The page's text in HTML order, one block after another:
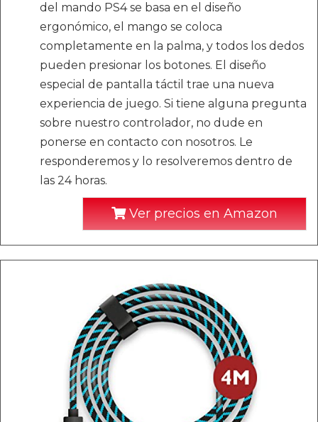
del mando PS4 se basa en el diseño
ergonómico, el mango se coloca
completamente en la palma, y todos los dedos
pueden presionar los botones. El diseño
especial de pantalla táctil trae una nueva
experiencia de juego. Si tiene alguna pregunta
sobre nuestro controlador, no dude en
ponerse en contacto con nosotros. Le
responderemos y lo resolveremos dentro de
las 24 horas.
Ver precios en Amazon